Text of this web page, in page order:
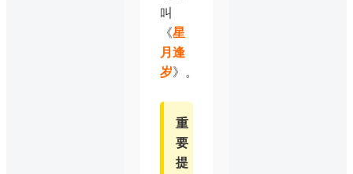
叫
《星
月逢
岁》。
重
要
提